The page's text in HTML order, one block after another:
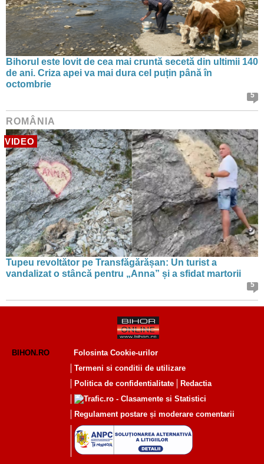
Bihorul este lovit de cea mai cruntă secetă din ultimii 140
de ani. Criza apei va mai dura cel puțin până în
octombrie
5
ROMÂNIA
VIDEO
Tupeu revoltător pe Transfăgărășan: Un turist a
vandalizat o stâncă pentru „Anna” și a sfidat martorii
5
BIHON.RO
Folosinta Cookie-urilor
Termeni si conditii de utilizare
Politica de confidentialitate
Redactia
Regulament postare și moderare comentarii